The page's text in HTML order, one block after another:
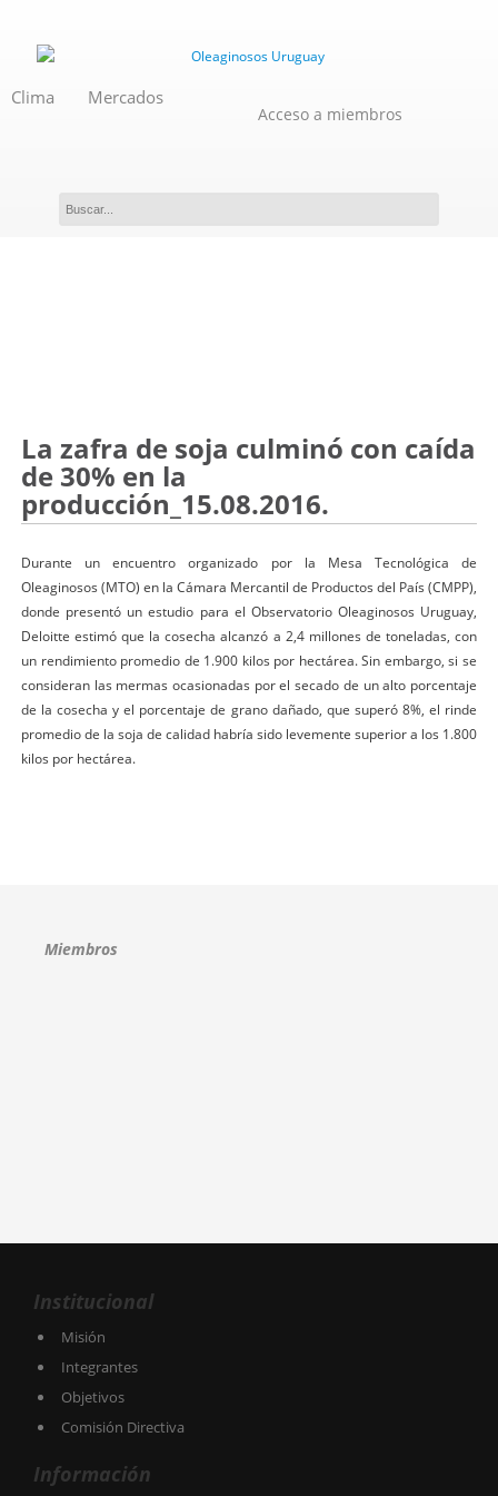
Clima Mercados
Acceso a miembros
La zafra de soja culminó con caída
de 30% en la
producción_15.08.2016.
Durante un encuentro organizado por la Mesa Tecnológica de
Oleaginosos (MTO) en la Cámara Mercantil de Productos del País (CMPP),
donde presentó un estudio para el Observatorio Oleaginosos Uruguay,
Deloitte estimó que la cosecha alcanzó a 2,4 millones de toneladas, con
un rendimiento promedio de 1.900 kilos por hectárea. Sin embargo, si se
consideran las mermas ocasionadas por el secado de un alto porcentaje
de la cosecha y el porcentaje de grano dañado, que superó 8%, el rinde
promedio de la soja de calidad habría sido levemente superior a los 1.800
kilos por hectárea.
Miembros
Institucional
Misión
Integrantes
Objetivos
Comisión Directiva
Información